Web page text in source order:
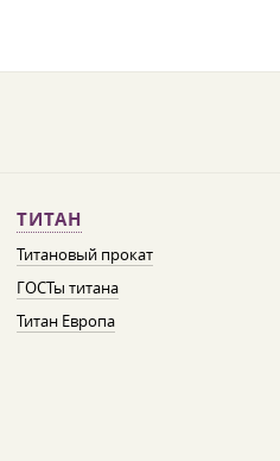
ТИТАН
Титановый прокат
ГОСТы титана
Титан Европа